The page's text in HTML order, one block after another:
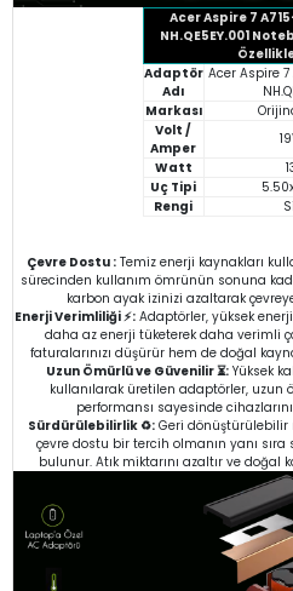
Acer Aspire 7
NH.QE5EY.001
Adaptör
Adı
Acer Aspire 7
Markası
Volt /
Amper
Watt
Uç Tipi
Rengi
Çevre Dostu : Temiz enerji kaynakları
sürecinden kullanım ömrünün sonuna
karbon ayak izinizi azaltarak
Enerji Verimliliği ⚡:Adaptörler, yüksek enerji
daha az enerji tüketerek daha verimli
faturalarınızı düşürür hem de doğal
Uzun Ömürlü ve Güvenilir ⏳:Yüksek
kullanılarak üretilen adaptörler, uzun
performansı sayesinde
Sürdürülebilirlik ♻️:Geri dönüştürülebilir
çevre dostu bir tercih olmanın yanı
bulunur. Atık miktarını azaltır ve doğal